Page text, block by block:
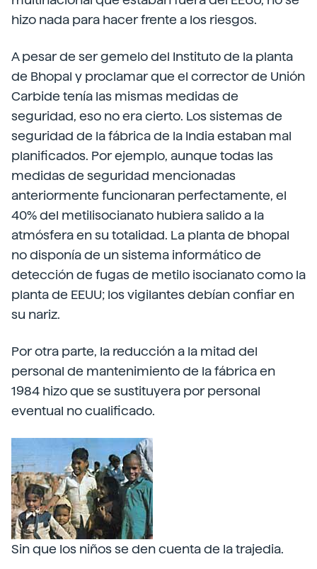
hizo nada para hacer frente a los riesgos.
A pesar de ser gemelo del Instituto de la planta
de Bhopal y proclamar que el corrector de Unión
Carbide tenía las mismas medidas de
seguridad, eso no era cierto. Los sistemas de
seguridad de la fábrica de la India estaban mal
planificados. Por ejemplo, aunque todas las
medidas de seguridad mencionadas
anteriormente funcionaran perfectamente, el
40% del metilisocianato hubiera salido a la
atmósfera en su totalidad. La planta de bhopal
no disponía de un sistema informático de
detección de fugas de metilo isocianato como la
planta de EEUU; los vigilantes debían confiar en
su nariz.
Por otra parte, la reducción a la mitad del
personal de mantenimiento de la fábrica en
1984 hizo que se sustituyera por personal
eventual no cualificado.
Sin que los niños se den cuenta de la trajedia.